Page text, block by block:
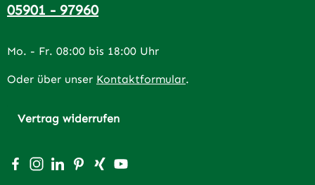
05901 - 97960
Mo. - Fr. 08:00 bis 18:00 Uhr
Oder über unser Kontaktformular.
Vertrag widerrufen
Besuche uns auf Facebook – öffnet in neuem Tab
Schau auf Instagram vorbei – öffnet in neuem Tab
Vernetze dich mit uns auf LinkedIn – öffnet in
Lass dich auf Pinterest inspirieren – öffnet
Vernetze dich mit uns auf Xing – öffnet
Sieh dir unsere Videos auf YouTube